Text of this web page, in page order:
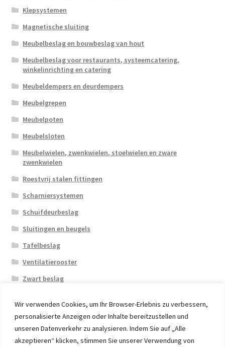
Wir verwenden Cookies, um Ihr Browser-Erlebnis zu verbessern,
personalisierte Anzeigen oder Inhalte bereitzustellen und
unseren Datenverkehr zu analysieren. Indem Sie auf „Alle
akzeptieren“ klicken, stimmen Sie unserer Verwendung von
Klepsystemen
Magnetische sluiting
Meubelbeslag en bouwbeslag van hout
Meubelbeslag voor restaurants, systeemcatering,
winkelinrichting en catering
Meubeldempers en deurdempers
Meubelgrepen
Meubelpoten
Meubelsloten
Meubelwielen, zwenkwielen, stoelwielen en zware
zwenkwielen
Roestvrij stalen fittingen
Scharniersystemen
Schuifdeurbeslag
Sluitingen en beugels
Tafelbeslag
Ventilatierooster
Zwart beslag